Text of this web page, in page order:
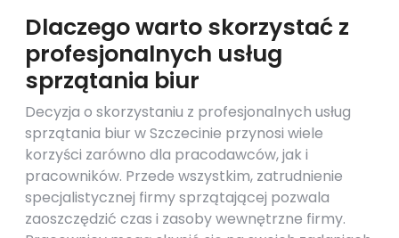
Dlaczego warto skorzystać z
profesjonalnych usług
sprzątania biur
Decyzja o skorzystaniu z profesjonalnych usług
sprzątania biur w Szczecinie przynosi wiele
korzyści zarówno dla pracodawców, jak i
pracowników. Przede wszystkim, zatrudnienie
specjalistycznej firmy sprzątającej pozwala
zaoszczędzić czas i zasoby wewnętrzne firmy.